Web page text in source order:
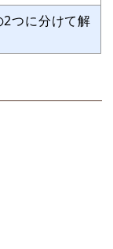
つに分けて解